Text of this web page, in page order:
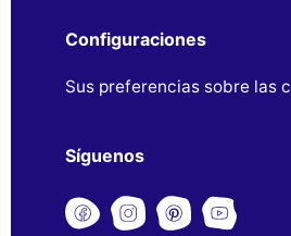
Configuraciones
Sus preferencias sobre las
Síguenos